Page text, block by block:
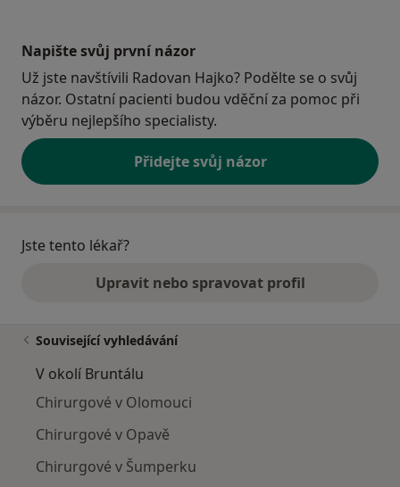
Napište svůj první názor
Už jste navštívili Radovan Hajko? Podělte se o svůj
názor. Ostatní pacienti budou vděční za pomoc při
výběru nejlepšího specialisty.
Přidejte svůj názor
Jste tento lékař?
Upravit nebo spravovat profil
Související vyhledávání
V okolí Bruntálu
Chirurgové v Olomouci
Chirurgové v Opavě
Chirurgové v Šumperku